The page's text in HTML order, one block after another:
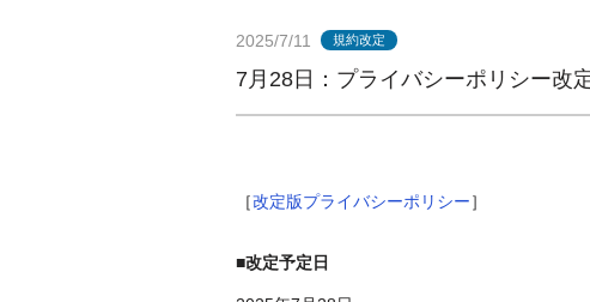
2025/7/11 規約改定
7月28日：プライバシーポリシー改
［改定版プライバシーポリシー］
■改定予定日